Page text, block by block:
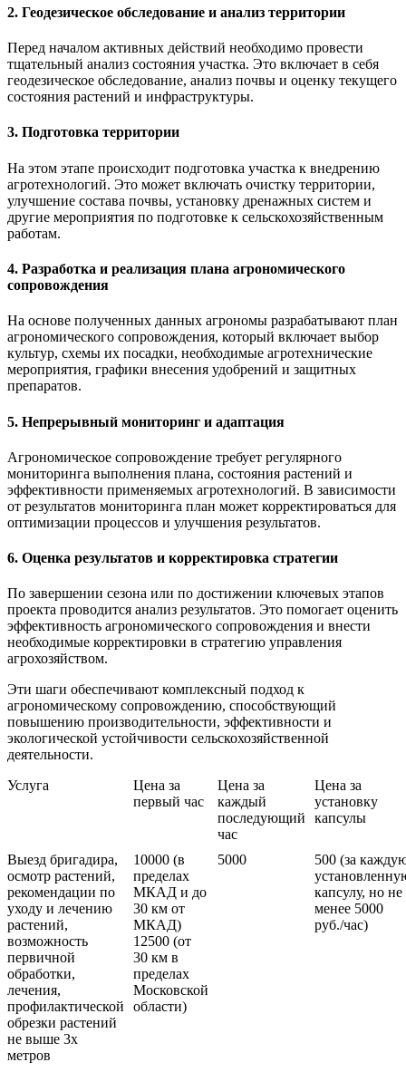
2. Геодезическое обследование и анализ территории
Перед началом активных действий необходимо провести
тщательный анализ состояния участка. Это включает в себя
геодезическое обследование, анализ почвы и оценку текущего
состояния растений и инфраструктуры.
3. Подготовка территории
На этом этапе происходит подготовка участка к внедрению
агротехнологий. Это может включать очистку территории,
улучшение состава почвы, установку дренажных систем и
другие мероприятия по подготовке к сельскохозяйственным
работам.
4. Разработка и реализация плана агрономического
сопровождения
На основе полученных данных агрономы разрабатывают план
агрономического сопровождения, который включает выбор
культур, схемы их посадки, необходимые агротехнические
мероприятия, графики внесения удобрений и защитных
препаратов.
5. Непрерывный мониторинг и адаптация
Агрономическое сопровождение требует регулярного
мониторинга выполнения плана, состояния растений и
эффективности применяемых агротехнологий. В зависимости
от результатов мониторинга план может корректироваться для
оптимизации процессов и улучшения результатов.
6. Оценка результатов и корректировка стратегии
По завершении сезона или по достижении ключевых этапов
проекта проводится анализ результатов. Это помогает оценить
эффективность агрономического сопровождения и внести
необходимые корректировки в стратегию управления
агрохозяйством.
Эти шаги обеспечивают комплексный подход к
агрономическому сопровождению, способствующий
повышению производительности, эффективности и
экологической устойчивости сельскохозяйственной
деятельности.
Услуга
Цена за
первый час
Цена за
каждый
последующий
час
Цена за
установку
капсулы
Выезд бригадира,
осмотр растений,
рекомендации по
уходу и лечению
растений,
возможность
первичной
обработки,
лечения,
профилактической
обрезки растений
не выше 3х
метров
10000 (в
пределах
МКАД и до
30 км от
МКАД)
12500 (от
30 км в
пределах
Московской
области)
5000
500 (за
капсулу, но не
менее 5000
руб./час)